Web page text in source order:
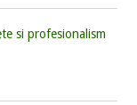
si profesionalism